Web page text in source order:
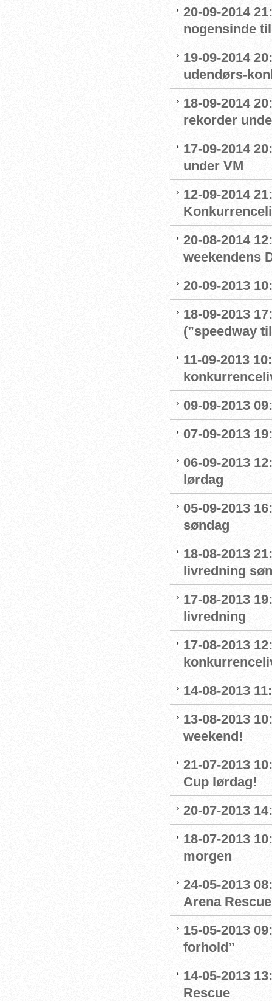
20-09-2014
nogensinde
19-09-2014
udendørs-
18-09-2014
rekorder
17-09-2014
under VM
12-09-2014
20-08-2014
weekendens
20-09-2013
18-09-2013
(”speedway
11-09-2013
09-09-2013
07-09-2013
06-09-2013
lørdag
05-09-2013
søndag
18-08-2013
livredning
17-08-2013
livredning
17-08-2013
14-08-2013
13-08-2013
weekend!
21-07-2013
Cup lørdag!
20-07-2013
18-07-2013
morgen
24-05-2013
Arena Rescue
15-05-2013
forhold”
14-05-2013
Rescue